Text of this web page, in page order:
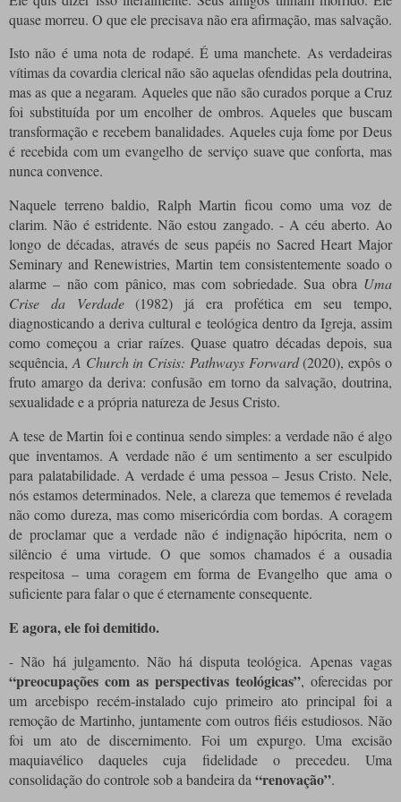
quase morreu. O que ele precisava não era afirmação, mas salvação.
Isto não é uma nota de rodapé. É uma manchete. As verdadeiras
vítimas da covardia clerical não são aquelas ofendidas pela doutrina,
mas as que a negaram. Aqueles que não são curados porque a Cruz
foi substituída por um encolher de ombros. Aqueles que buscam
transformação e recebem banalidades. Aqueles cuja fome por Deus
é recebida com um evangelho de serviço suave que conforta, mas
nunca convence.
Naquele terreno baldio, Ralph Martin ficou como uma voz de
clarim. Não é estridente. Não estou zangado. - A céu aberto. Ao
longo de décadas, através de seus papéis no Sacred Heart Major
Seminary and Renewistries, Martin tem consistentemente soado o
alarme – não com pânico, mas com sobriedade. Sua obra Uma
Crise da Verdade(1982) já era profética em seu tempo,
diagnosticando a deriva cultural e teológica dentro da Igreja, assim
como começou a criar raízes. Quase quatro décadas depois, sua
sequência,A Church in Crisis: Pathways Forward(2020), expôs o
fruto amargo da deriva: confusão em torno da salvação, doutrina,
sexualidade e a própria natureza de Jesus Cristo.
A tese de Martin foi e continua sendo simples: a verdade não é algo
que inventamos. A verdade não é um sentimento a ser esculpido
para palatabilidade. A verdade é uma pessoa – Jesus Cristo. Nele,
nós estamos determinados. Nele, a clareza que tememos é revelada
não como dureza, mas como misericórdia com bordas. A coragem
de proclamar que a verdade não é indignação hipócrita, nem o
silêncio é uma virtude. O que somos chamados é a ousadia
respeitosa – uma coragem em forma de Evangelho que ama o
suficiente para falar o que é eternamente consequente.
E agora, ele foi demitido.
- Não há julgamento. Não há disputa teológica. Apenas vagas
“preocupações com as perspectivas teológicas”, oferecidas por
um arcebispo recém-instalado cujo primeiro ato principal foi a
remoção de Martinho, juntamente com outros fiéis estudiosos. Não
foi um ato de discernimento. Foi um expurgo. Uma excisão
maquiavélico daqueles cuja fidelidade o precedeu. Uma
consolidação do controle sob a bandeira da “renovação”.